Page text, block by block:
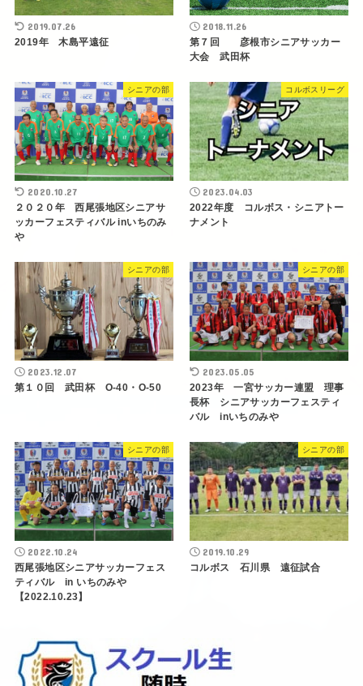
2019.07.26
2019年 木島平遠征
2018.11.26
第７回 彦根市シニアサッカー
大会 武田杯
シニアの部
2020.10.27
２０２０年 西尾張地区シニアサ
ッカーフェスティバル inいちのみ
や
コルボスリーグ
2023.04.03
2022年度 コルボス・シニアトー
ナメント
シニアの部
2023.12.07
第１０回 武田杯 O-40・O-50
シニアの部
2023.05.05
2023年 一宮サッカー連盟 理事
長杯 シニアサッカーフェスティ
バル inいちのみや
シニアの部
2022.10.24
西尾張地区シニアサッカーフェス
ティバル in いちのみや
【2022.10.23】
シニアの部
2019.10.29
コルボス 石川県 遠征試合